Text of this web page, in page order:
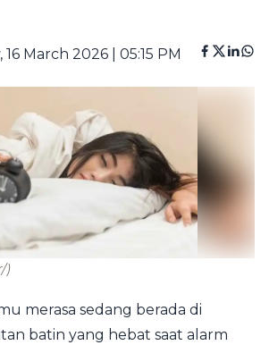
16 March 2026 | 05:15 PM
)
merasa sedang berada di
batin yang hebat saat alarm